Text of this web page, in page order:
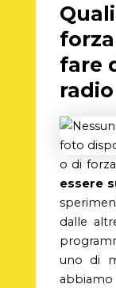
fare
o di
essere
dalle
uno di